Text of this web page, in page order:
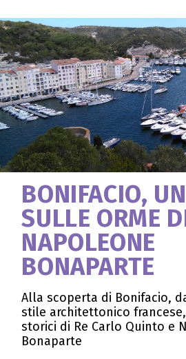
BONIFACIO,
SULLE ORME
NAPOLEONE
BONAPARTE
Alla scoperta di Bonifacio,
stile architettonico
storici di Re Carlo Quinto e
Bonaparte